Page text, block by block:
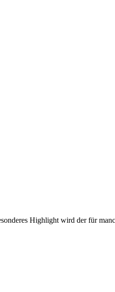
Highlight wird der für